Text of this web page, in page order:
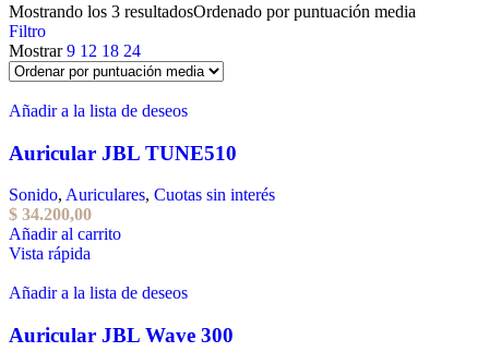
Mostrando los 3 resultadosOrdenado por puntuación media
Filtro
Mostrar9 12 18 24
Añadir a la lista de deseos
Auricular JBL TUNE510
Sonido, Auriculares, Cuotas sin interés
$ 34.200,00
Añadir al carrito
Vista rápida
Añadir a la lista de deseos
Auricular JBL Wave 300